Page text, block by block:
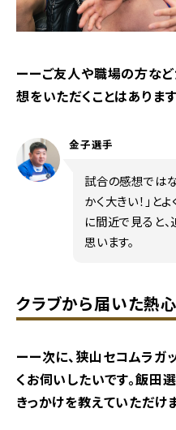
ーーご友人や職場の方な
想をいただくことはありま
試合の感想では
かく大きい！」と
に間近で見ると
思います。
金子選手
クラブから届いた熱
ーー次に、狭山セコムラガ
くお伺いしたいです。飯田
きっかけを教えていただけ